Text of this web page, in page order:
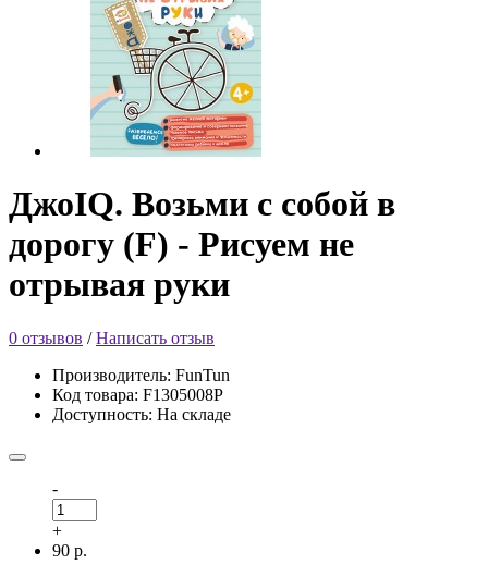
ДжоIQ. Возьми с собой в
дорогу (F) - Рисуем не
отрывая руки
0 отзывов /Написать отзыв
Производитель: FunTun
Код товара: F1305008Р
Доступность: На складе
-
+
90 р.